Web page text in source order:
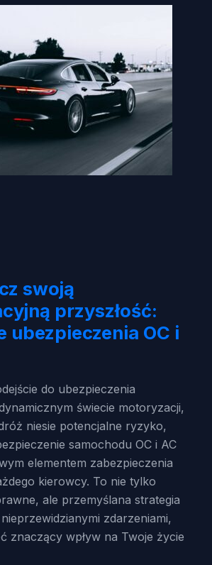
swoją
przyszłość:
ubezpieczenia OC i
do ubezpieczenia
świecie motoryzacji,
niesie potencjalne ryzyko,
samochodu OC i AC
elementem zabezpieczenia
kierowcy. To nie tylko
ale przemyślana strategia
zdarzeniami,
znaczący wpływ na Twoje życie